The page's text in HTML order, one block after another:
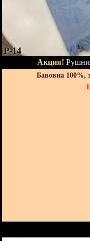
P-14
Акция!
Бавовна 100%,